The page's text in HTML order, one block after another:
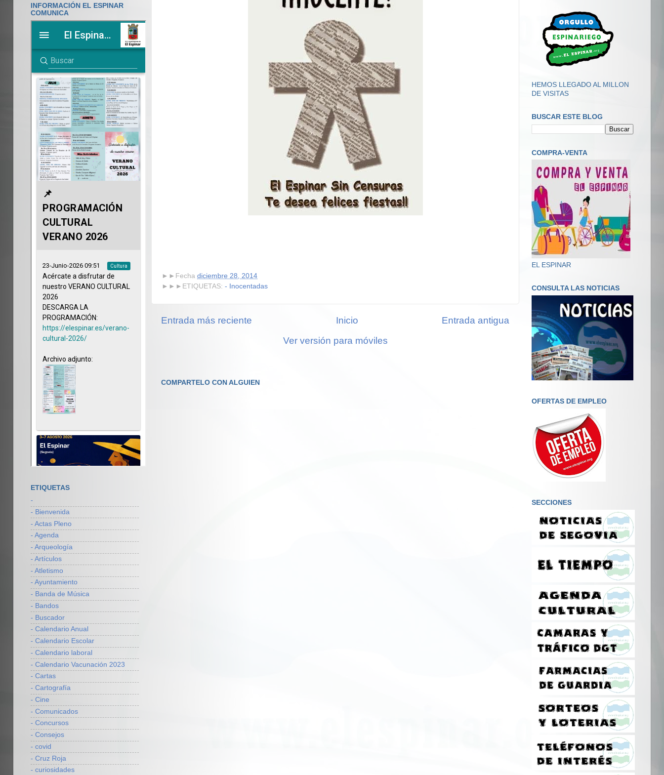
►►Fecha diciembre 28, 2014
►►►ETIQUETAS: - Inocentadas
Entrada más reciente Entrada antigua
Inicio
Ver versión para móviles
COMPARTELO CON ALGUIEN
INFORMACIÓN EL ESPINAR
COMUNICA
ETIQUETAS
-
- Bienvenida
- Actas Pleno
- Agenda
- Arqueología
- Artículos
- Atletismo
- Ayuntamiento
- Banda de Música
- Bandos
- Buscador
- Calendario Anual
- Calendario Escolar
- Calendario laboral
- Calendario Vacunación 2023
- Cartas
- Cartografía
- Cine
- Comunicados
- Concursos
- Consejos
- covid
- Cruz Roja
- curiosidades
HEMOS LLEGADO AL MILLON
DE VISITAS
BUSCAR ESTE BLOG
COMPRA-VENTA
EL ESPINAR
CONSULTA LAS NOTICIAS
OFERTAS DE EMPLEO
SECCIONES